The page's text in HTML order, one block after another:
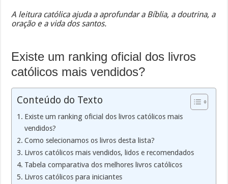
A leitura católica ajuda a aprofundar a Bíblia, a doutrina, a
oração e a vida dos santos.
Existe um ranking oficial dos livros
católicos mais vendidos?
Conteúdo do Texto
Existe um ranking oficial dos livros católicos mais
vendidos?
Como selecionamos os livros desta lista?
Livros católicos mais vendidos, lidos e recomendados
Tabela comparativa dos melhores livros católicos
Livros católicos para iniciantes